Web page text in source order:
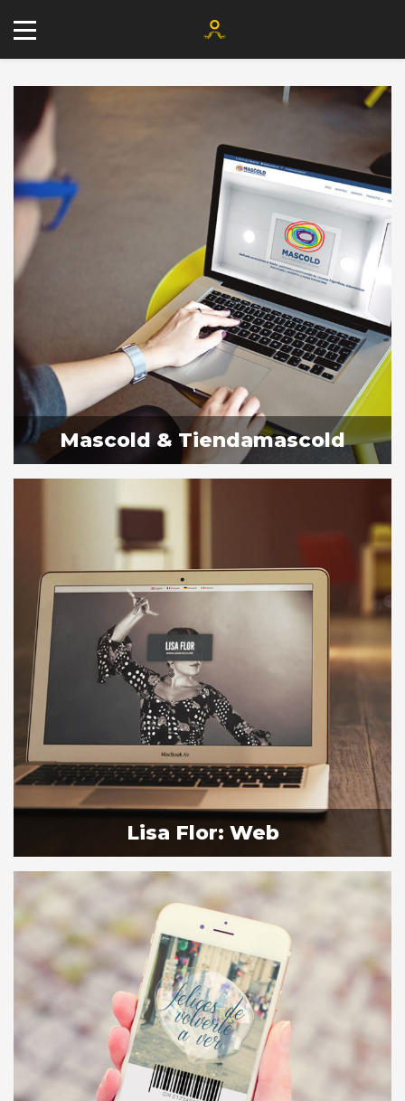
+34 677 802 482
info@agenciayablochkov.com
Romero 22, 41219 Las Pajanosas.
Mascold & Tiendamascold
Lisa Flor: Web